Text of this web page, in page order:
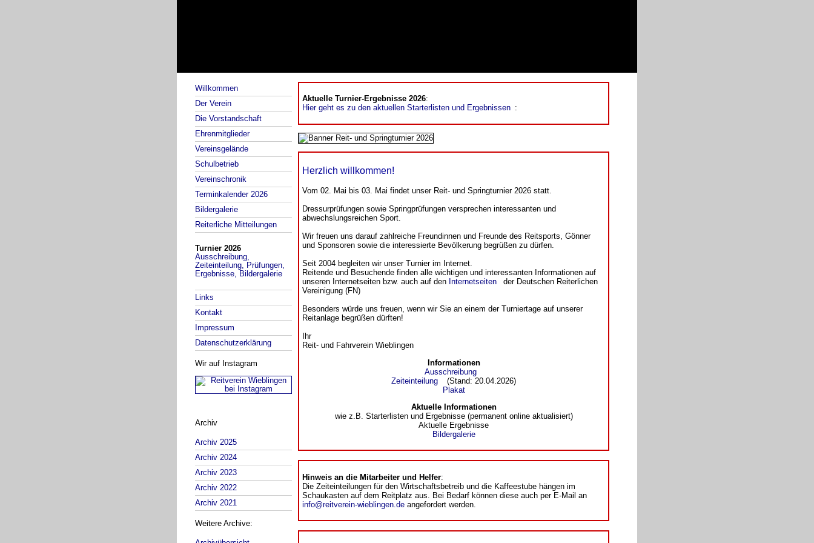
Willkommen
Der Verein
Die Vorstandschaft
Ehrenmitglieder
Vereinsgelände
Schulbetrieb
Vereinschronik
Terminkalender 2026
Bildergalerie
Reiterliche Mitteilungen
Turnier 2026
Ausschreibung,
Zeiteinteilung, Prüfungen,
Ergebnisse, Bildergalerie
Links
Kontakt
Impressum
Datenschutzerklärung
Wir auf Instagram
Archiv
Archiv 2025
Archiv 2024
Archiv 2023
Archiv 2022
Archiv 2021
Weitere Archive:
Aktuelle Turnier-Ergebnisse 2026:
Hier geht es zu den aktuellen Starterlisten und Ergebnissen :
Herzlich willkommen!
Vom 02. Mai bis 03. Mai findet unser Reit- und Springturnier 2026 statt.
Dressurprüfungen sowie Springprüfungen versprechen interessanten und
abwechslungsreichen Sport.
Wir freuen uns darauf zahlreiche Freundinnen und Freunde des Reitsports, Gönner
und Sponsoren sowie die interessierte Bevölkerung begrüßen zu dürfen.
Seit 2004 begleiten wir unser Turnier im Internet.
Reitende und Besuchende finden alle wichtigen und interessanten Informationen auf
unseren Internetseiten bzw. auch auf den Internetseiten
der Deutschen Reiterlichen
Vereinigung (FN)
Besonders würde uns freuen, wenn wir Sie an einem der Turniertage auf unserer
Reitanlage begrüßen dürften!
Ihr
Reit- und Fahrverein Wieblingen
Informationen
Ausschreibung
Zeiteinteilung
(Stand: 20.04.2026)
Plakat
Aktuelle Informationen
wie z.B. Starterlisten und Ergebnisse (permanent online aktualisiert)
Aktuelle Ergebnisse
Bildergalerie
Hinweis an die Mitarbeiter und Helfer:
Die Zeiteinteilungen für den Wirtschaftsbetreib und die Kaffeestube hängen im
Schaukasten auf dem Reitplatz aus. Bei Bedarf können diese auch per E-Mail an
info@reitverein-wieblingen.de angefordert werden.